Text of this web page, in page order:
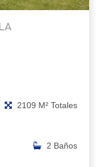
2109 M² Totales
2 Baños